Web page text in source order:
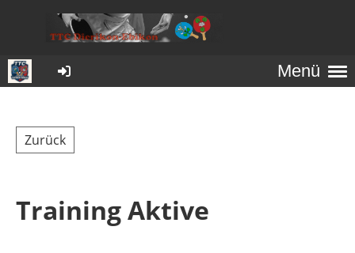
Menü
Zurück
Training Aktive